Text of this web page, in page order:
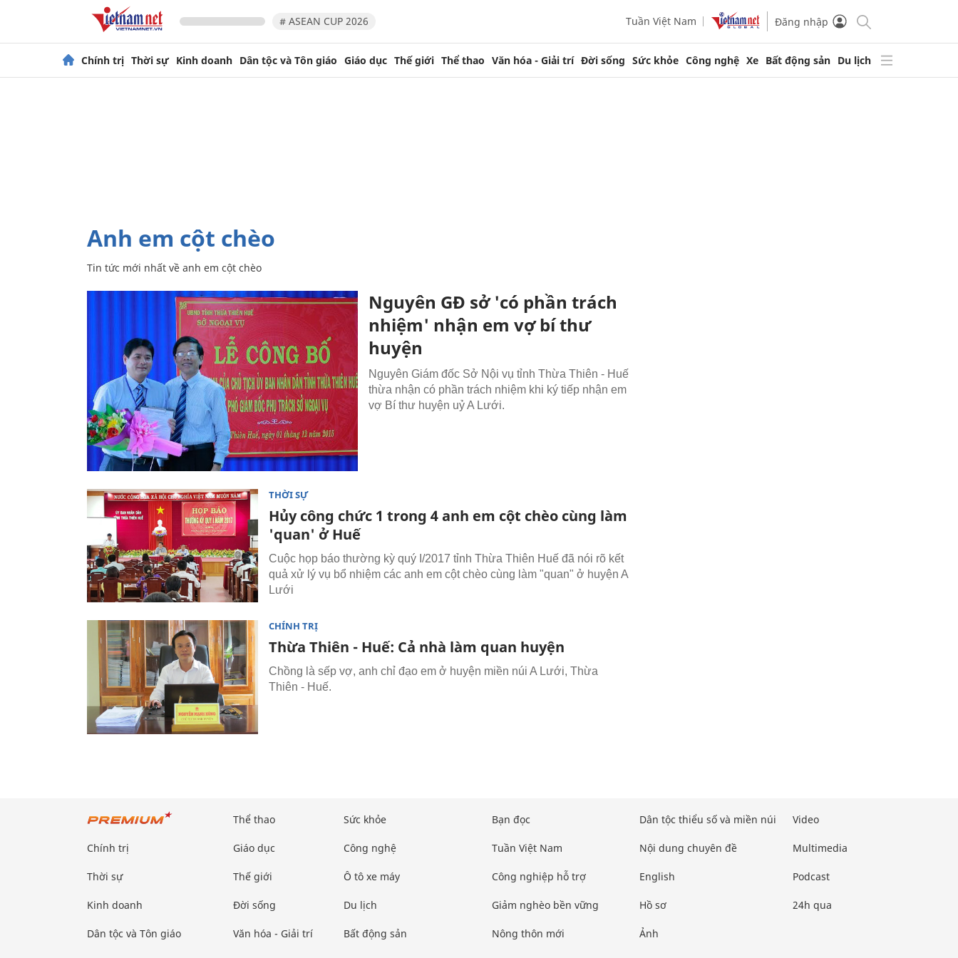
# ASEAN CUP 2026 Tuần Việt Nam Đăng nhập
Chính trị Thời sự Kinh doanh Dân tộc và Tôn giáo Giáo dục Thế giới Thể thao Văn hóa - Giải trí Đời sống Sức khỏe Công nghệ Xe Bất động sản Du lịch
anh em cột chèo
Tin tức mới nhất về anh em cột chèo
Nguyên GĐ sở 'có phần trách
nhiệm' nhận em vợ bí thư
huyện
Nguyên Giám đốc Sở Nội vụ tỉnh Thừa Thiên - Huế
thừa nhận có phần trách nhiệm khi ký tiếp nhận em
vợ Bí thư huyện uỷ A Lưới.
THỜI SỰ
Hủy công chức 1 trong 4 anh em cột chèo cùng làm
'quan' ở Huế
Cuộc họp báo thường kỳ quý I/2017 tỉnh Thừa Thiên Huế đã nói rõ kết
quả xử lý vụ bổ nhiệm các anh em cột chèo cùng làm "quan" ở huyện A
Lưới
CHÍNH TRỊ
Thừa Thiên - Huế: Cả nhà làm quan huyện
Chồng là sếp vợ, anh chỉ đạo em ở huyện miền núi A Lưới, Thừa
Thiên - Huế.
Chính trị
Thời sự
Kinh doanh
Dân tộc và Tôn giáo
Thể thao
Giáo dục
Thế giới
Đời sống
Văn hóa - Giải trí
Sức khỏe
Công nghệ
Ô tô xe máy
Du lịch
Bất động sản
Bạn đọc
Tuần Việt Nam
Công nghiệp hỗ trợ
Giảm nghèo bền vững
Nông thôn mới
Dân tộc thiểu số và miền núi
Nội dung chuyên đề
English
Hồ sơ
Ảnh
Video
Multimedia
Podcast
24h qua